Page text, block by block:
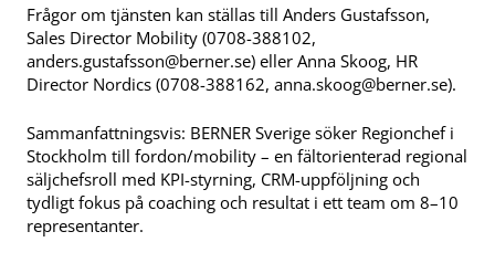
Frågor om tjänsten kan ställas till Anders Gustafsson,
Sales Director Mobility (0708-388102,
anders.gustafsson@berner.se) eller Anna Skoog, HR
Director Nordics (0708-388162, anna.skoog@berner.se).
Sammanfattningsvis: BERNER Sverige söker Regionchef i
Stockholm till fordon/mobility – en fältorienterad regional
säljchefsroll med KPI-styrning, CRM-uppföljning och
tydligt fokus på coaching och resultat i ett team om 8–10
representanter.